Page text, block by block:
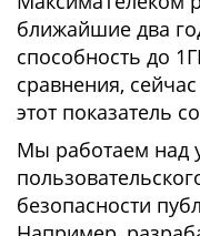
ближайшие два
способность до
сравнения,
этот показатель
Мы работаем над
безопасности